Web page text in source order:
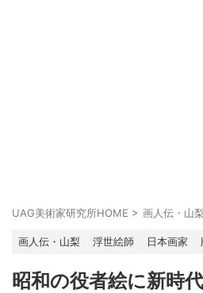
UAG美術家研究所HOME > 画人伝・山梨
画人伝・山梨 浮世絵師 日本画家
昭和の役者絵に新時